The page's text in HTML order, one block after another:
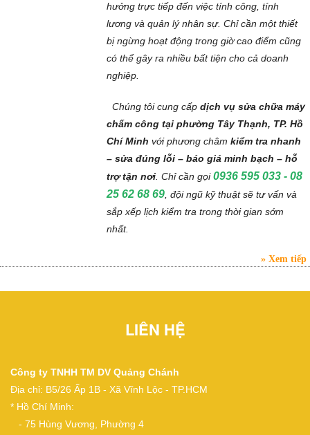
hưởng trực tiếp đến việc tính công, tính
lương và quản lý nhân sự. Chỉ cần một thiết
bị ngừng hoạt động trong giờ cao điểm cũng
có thể gây ra nhiều bất tiện cho cả doanh
nghiệp.
Chúng tôi cung cấpdịch vụ sửa chữa máy
chấm công tại phường Tây Thạnh, TP. Hồ
Chí Minh với phương châmkiểm tra nhanh
– sửa đúng lỗi – báo giá minh bạch – hỗ
trợ tận nơi . Chỉ cần gọi 0936 595 033 - 08
25 62 68 69 , đội ngũ kỹ thuật sẽ tư vấn và
sắp xếp lịch kiểm tra trong thời gian sớm
nhất.
Xem tiếp
LIÊN HỆ
Công ty TNHH TM DV Quảng Chánh
Địa chỉ: B5/26 Ấp 1B - Xã Vĩnh Lộc - TP.HCM
* Hồ Chí Minh:
- 75 Hùng Vương, Phường 4